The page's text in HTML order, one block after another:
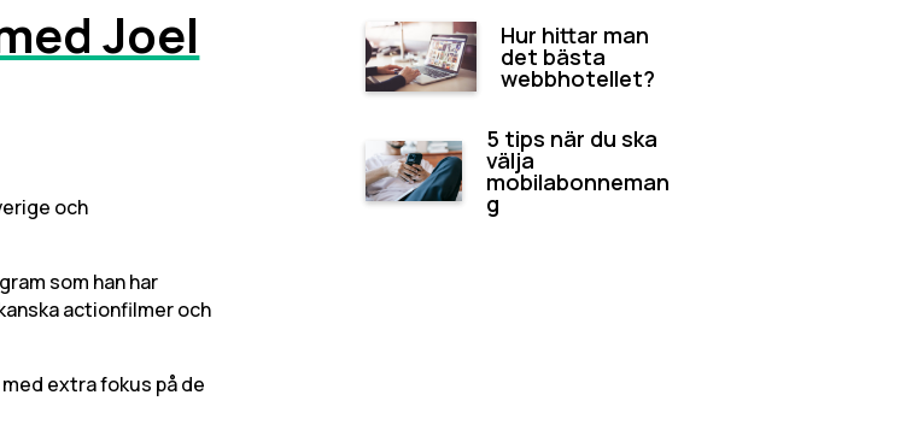
Joel
och
som han har
actionfilmer och
extra fokus på de
Hur hittar man
det bästa
webbhotellet?
5 tips när du ska
välja
mobilabonneman
g